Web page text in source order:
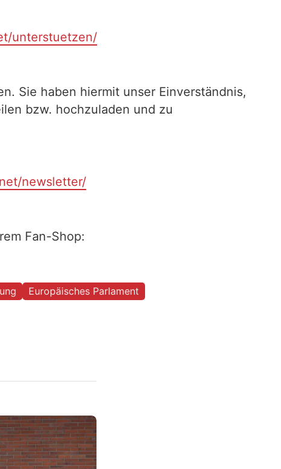
unterstuetzen/
Sie haben hiermit unser Einverständnis,
bzw. hochzuladen und zu
newsletter/
Fan-Shop:
Europäisches Parlament